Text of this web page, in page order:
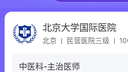
北京大学国际医院
北京 民营医院三级
中医科-主治医师